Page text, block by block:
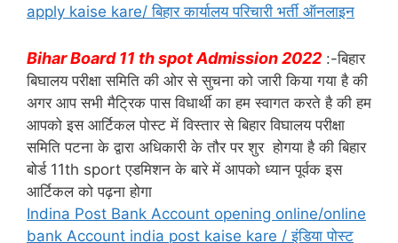
apply kaise kare/ बिहार कार्यालय परिचारी भर्ती ऑनलाइन
Bihar Board 11 th spot Admission 2022 :-बिहार
बिघालय परीक्षा समिति की ओर से सुचना को जारी किया गया है की
अगर आप सभी मैट्रिक पास विधार्थी का हम स्वागत करते है की हम
आपको इस आर्टिकल पोस्ट में विस्तार से बिहार विघालय परीक्षा
समिति पटना के द्वारा अधिकारी के तौर पर शुर होगया है की बिहार
बोर्ड 11th sport एडमिशन के बारे में आपको ध्यान पूर्वक इस
आर्टिकल को पढ़ना होगा
Indina Post Bank Account opening online/online
bank Account india post kaise kare / इंडिया पोस्ट